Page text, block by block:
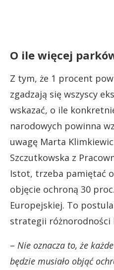
O ile więcej
Z tym, że 1 procent
zgadzają się wszyscy
wskazać, o ile
narodowych powinna
uwagę Marta
Szczutkowska z
Istot, trzeba pamiętać
objęcie ochroną 30
Europejskiej. To
strategii różnorodności
– Nie oznacza to, że
będzie musiało objąć